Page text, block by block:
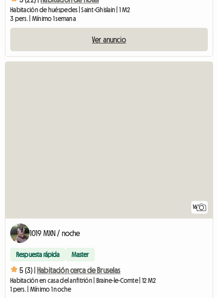
Habitación de huéspedes | Saint-Ghislain | 1 M2
3 pers. | Mínimo 1 semana
Ver anuncio
16
1019 MXN / noche
Respuesta rápida Master
5 (3) | Habitación cerca de Bruselas
Habitación en casa del anfitrión | Braine-le-Comte | 12 M2
1 pers. | Mínimo 1 noche